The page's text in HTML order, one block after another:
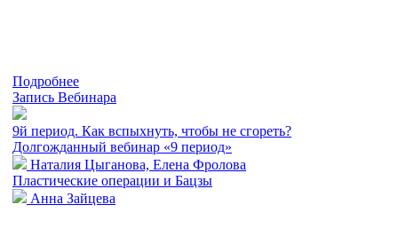
Подробнее
Запись Вебинара
9й период. Как вспыхнуть, чтобы не сгореть?
Долгожданный вебинар «9 период»
Наталия Цыганова, Елена Фролова
Пластические операции и Бацзы
Анна Зайцева